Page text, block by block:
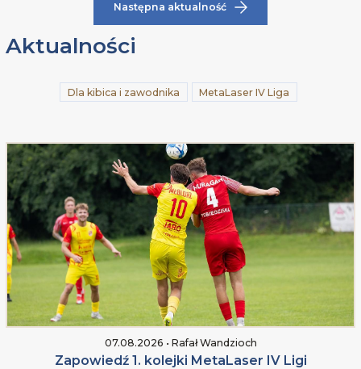
Następna aktualność
Aktualności
Dla kibica i zawodnika MetaLaser IV Liga
07.08.2026 • Rafał Wandzioch
Zapowiedź 1. kolejki MetaLaser IV Ligi